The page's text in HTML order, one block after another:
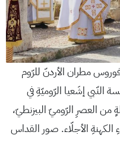
مطران الأردنّ للرّوم
النّبي إشَعيا الرّوميّةِ في
من العصرِ الرّوميّ البيزنطيّ،
الكهنةِ الأجلّاء. صور القداس